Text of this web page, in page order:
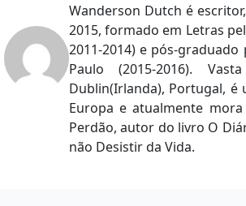
Wanderson Dutch é
2015, formado em Letras
2011-2014) e pós-
Paulo (2015-2016).
Dublin(Irlanda), Portugal, é
Europa e atualmente
Perdão, autor do livro O
não Desistir da Vida.